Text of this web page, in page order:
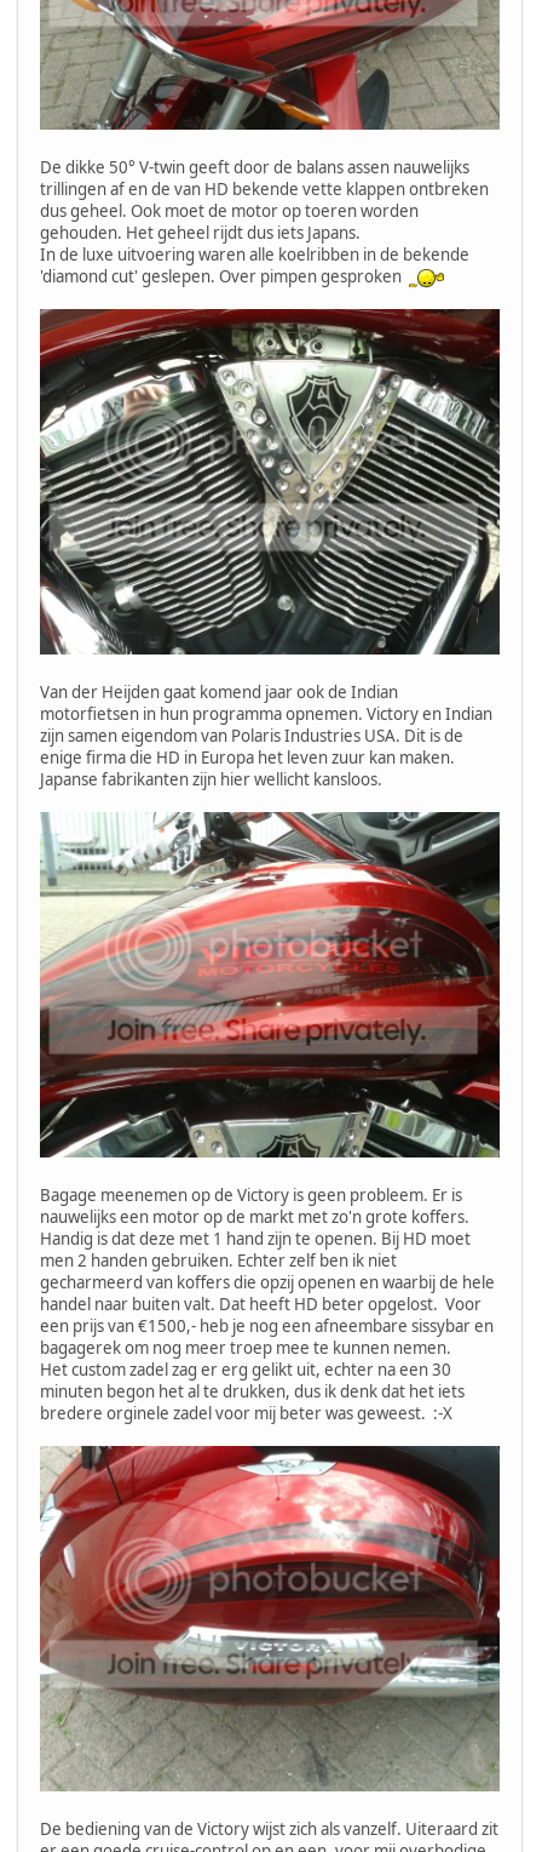
De dikke 50° V-twin geeft door de balans assen nauwelijks
trillingen af en de van HD bekende vette klappen ontbreken
dus geheel. Ook moet de motor op toeren worden
gehouden. Het geheel rijdt dus iets Japans.
In de luxe uitvoering waren alle koelribben in de bekende
'diamond cut' geslepen. Over pimpen gesproken
Van der Heijden gaat komend jaar ook de Indian
motorfietsen in hun programma opnemen. Victory en Indian
zijn samen eigendom van Polaris Industries USA. Dit is de
enige firma die HD in Europa het leven zuur kan maken.
Japanse fabrikanten zijn hier wellicht kansloos.
Bagage meenemen op de Victory is geen probleem. Er is
nauwelijks een motor op de markt met zo'n grote koffers.
Handig is dat deze met 1 hand zijn te openen. Bij HD moet
men 2 handen gebruiken. Echter zelf ben ik niet
gecharmeerd van koffers die opzij openen en waarbij de hele
handel naar buiten valt. Dat heeft HD beter opgelost. Voor
een prijs van €1500,- heb je nog een afneembare sissybar en
bagagerek om nog meer troep mee te kunnen nemen.
Het custom zadel zag er erg gelikt uit, echter na een 30
minuten begon het al te drukken, dus ik denk dat het iets
bredere orginele zadel voor mij beter was geweest. :-X
De bediening van de Victory wijst zich als vanzelf. Uiteraard zit